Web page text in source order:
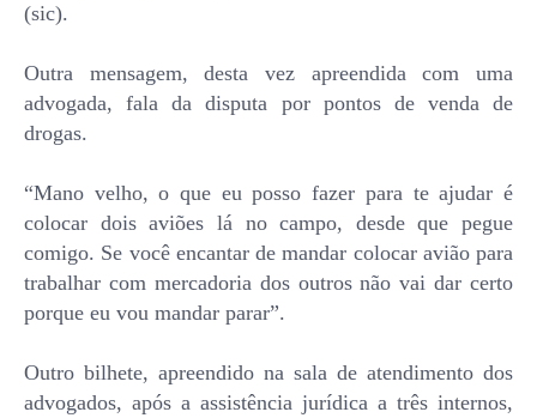
(sic).
Outra mensagem, desta vez apreendida com uma
advogada, fala da disputa por pontos de venda de
drogas.
“Mano velho, o que eu posso fazer para te ajudar é
colocar dois aviões lá no campo, desde que pegue
comigo. Se você encantar de mandar colocar avião para
trabalhar com mercadoria dos outros não vai dar certo
porque eu vou mandar parar”.
Outro bilhete, apreendido na sala de atendimento dos
advogados, após a assistência jurídica a três internos,